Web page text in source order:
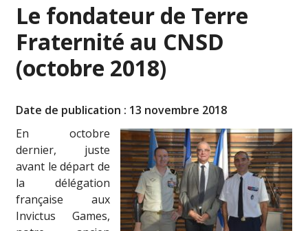
Le fondateur de Terre
Fraternité au CNSD
(octobre 2018)
Date de publication : 13 novembre 2018
En octobre
dernier, juste
avant le départ de
la délégation
française aux
Invictus Games,